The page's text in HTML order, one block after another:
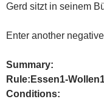
Gerd sitzt in seinem
Enter another
Summary:
Rule:Essen1-
Conditions: